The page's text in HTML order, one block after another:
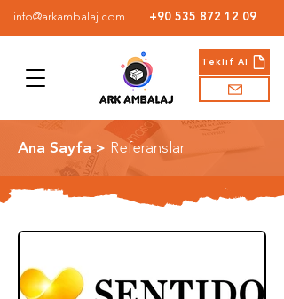
info@arkambalaj.com +90 535 872 12 09
Teklif Al
Ana Sayfa > Referanslar